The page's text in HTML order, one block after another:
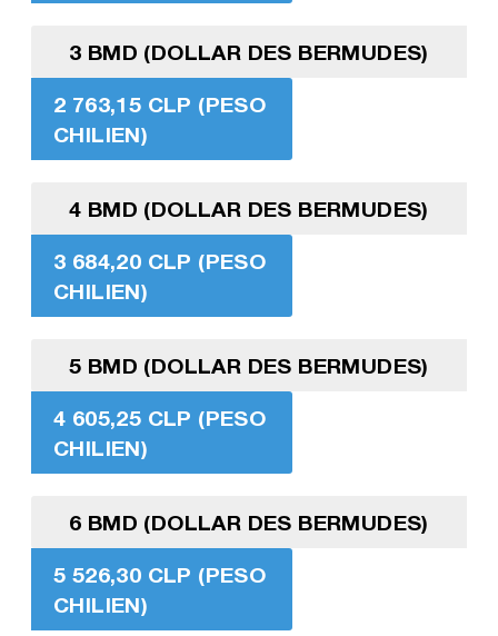
3 BMD (DOLLAR DES BERMUDES)
2 763,15 CLP (PESO
CHILIEN)
4 BMD (DOLLAR DES BERMUDES)
3 684,20 CLP (PESO
CHILIEN)
5 BMD (DOLLAR DES BERMUDES)
4 605,25 CLP (PESO
CHILIEN)
6 BMD (DOLLAR DES BERMUDES)
5 526,30 CLP (PESO
CHILIEN)